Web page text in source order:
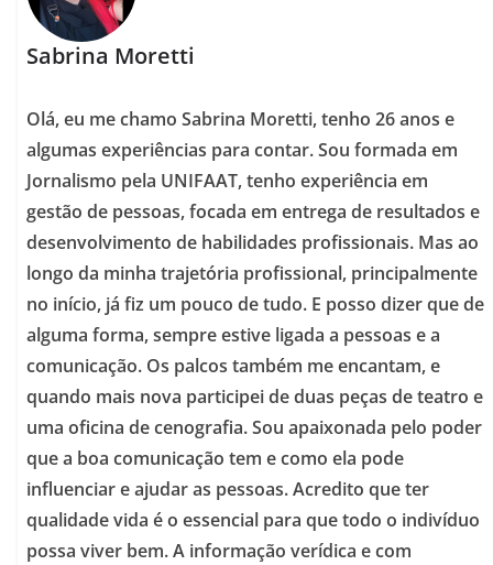
Sabrina Moretti
Olá, eu me chamo Sabrina Moretti, tenho 26 anos e
algumas experiências para contar. Sou formada em
Jornalismo pela UNIFAAT, tenho experiência em
gestão de pessoas, focada em entrega de resultados e
desenvolvimento de habilidades profissionais. Mas ao
longo da minha trajetória profissional, principalmente
no início, já fiz um pouco de tudo. E posso dizer que de
alguma forma, sempre estive ligada a pessoas e a
comunicação. Os palcos também me encantam, e
quando mais nova participei de duas peças de teatro e
uma oficina de cenografia. Sou apaixonada pelo poder
que a boa comunicação tem e como ela pode
influenciar e ajudar as pessoas. Acredito que ter
qualidade vida é o essencial para que todo o indivíduo
possa viver bem. A informação verídica e com